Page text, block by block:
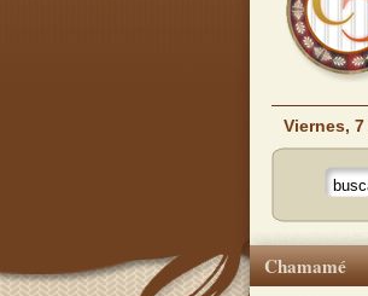
Viernes,
Chamamé